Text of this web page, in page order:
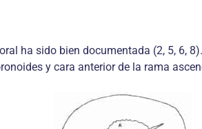
ha sido bien documentada (2, 5, 6,
y cara anterior de la rama